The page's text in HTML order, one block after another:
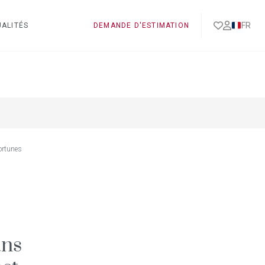
DEMANDE D'ESTIMATION FR